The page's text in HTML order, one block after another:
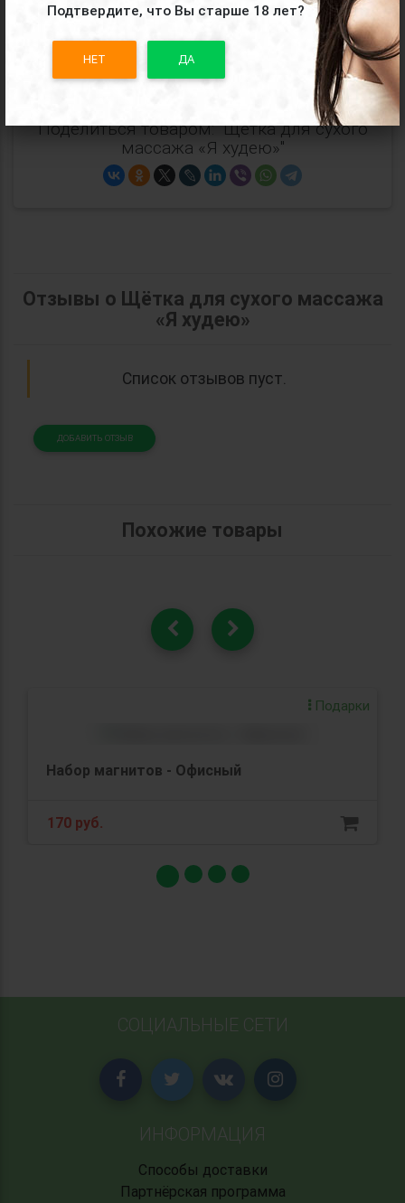
Подтвердите, что Вы старше 18 лет?
НЕТ ДА
Производитель:
Art beauty
Всеподарки Art beauty
Поделиться товаром: "Щётка для сухого
массажа «Я худею»"
Отзывы о Щётка для сухого массажа
«Я худею»
Список отзывов пуст.
ДОБАВИТЬ ОТЗЫВ
Похожие товары
Подарки
Набор магнитов - Офисный
170 руб.
СОЦИАЛЬНЫЕ СЕТИ
ИНФОРМАЦИЯ
Способы доставки
Партнёрская программа